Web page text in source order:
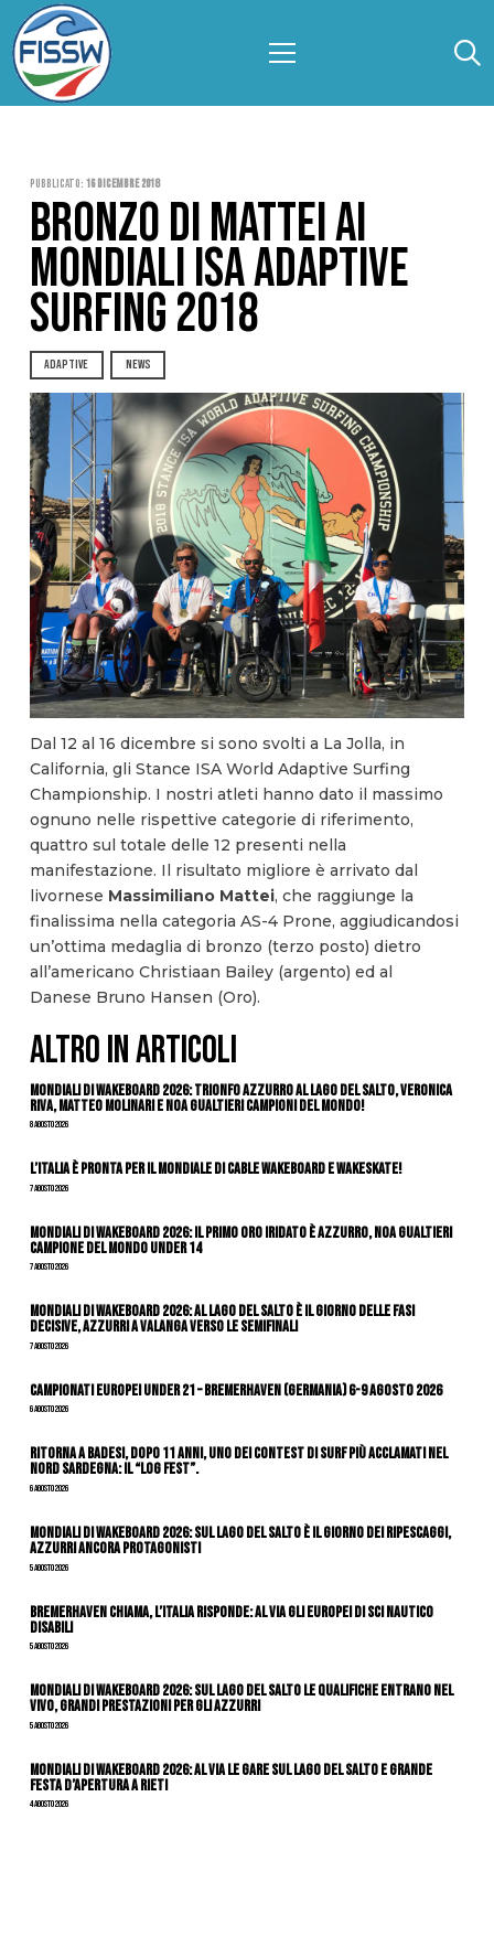
Pubblicato: 16 Dicembre 2018
BRONZO DI MATTEI AI
MONDIALI ISA ADAPTIVE
SURFING 2018
ADAPTIVE NEWS
Dal 12 al 16 dicembre si sono svolti a La Jolla, in
California, gli Stance ISA World Adaptive Surfing
Championship. I nostri atleti hanno dato il massimo
ognuno nelle rispettive categorie di riferimento,
quattro sul totale delle 12 presenti nella
manifestazione. Il risultato migliore è arrivato dal
livornese Massimiliano Mattei, che raggiunge la
finalissima nella categoria AS-4 Prone, aggiudicandosi
un’ottima medaglia di bronzo (terzo posto) dietro
all’americano Christiaan Bailey (argento) ed al
Danese Bruno Hansen (Oro).
ALTRO IN ARTICOLI
Mondiali di Wakeboard 2026: trionfo azzurro al Lago del Salto, Veronica
Riva, Matteo Molinari e Noa Gualtieri campioni del mondo!
8 Agosto 2026
L’Italia è pronta per il Mondiale di Cable Wakeboard e Wakeskate!
7 Agosto 2026
Mondiali di Wakeboard 2026: il primo oro iridato è azzurro, Noa Gualtieri
campione del mondo Under 14
7 Agosto 2026
Mondiali di Wakeboard 2026: al Lago del Salto è il giorno delle fasi
decisive, azzurri a valanga verso le semifinali
7 Agosto 2026
Campionati Europei Under 21 – Bremerhaven (Germania) 6-9 agosto 2026
6 Agosto 2026
Ritorna a Badesi, dopo 11 anni, uno dei contest di surf più acclamati nel
nord Sardegna: il “Log Fest”.
6 Agosto 2026
Mondiali di Wakeboard 2026: sul Lago del Salto è il giorno dei ripescaggi,
azzurri ancora protagonisti
5 Agosto 2026
Bremerhaven chiama, l’Italia risponde: al via gli Europei di Sci Nautico
Disabili
5 Agosto 2026
Mondiali di Wakeboard 2026: sul Lago del Salto le qualifiche entrano nel
vivo, grandi prestazioni per gli azzurri
5 Agosto 2026
Mondiali di Wakeboard 2026: al via le gare sul Lago del Salto e grande
festa d’apertura a Rieti
4 Agosto 2026